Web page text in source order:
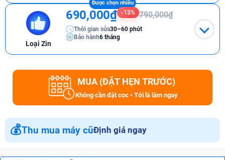
Loại Zin
690,000₫ -13% 790,000₫
Thời gian sửa30–60 phút
Bảo hành6 tháng
MUA (ĐẶT HẸN TRƯỚC)
Không cần đặt cọc • Tới là làm ngay
💰Thu mua máy cũĐịnh giá ngay